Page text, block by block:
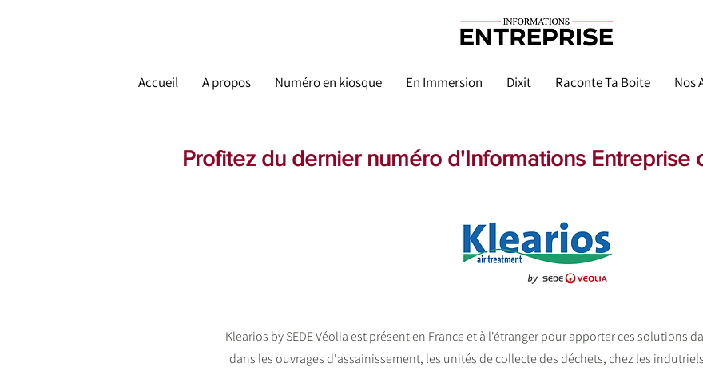
Accueil A propos Numéro en kiosque En Immersion Dixit Raconte Ta Boite Nos
Profitez du dernier numéro d'Informations Entreprise
Klearios by SEDE Véolia est présent en France et à l'étranger pour apporter ces solutions
dans les ouvrages d'assainissement, les unités de collecte des déchets, chez les